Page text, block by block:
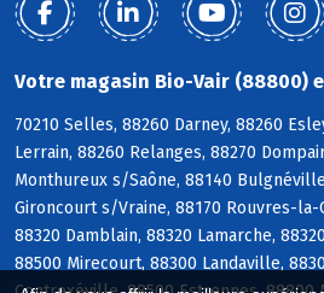
Votre magasin Bio-Vair (88800)
70210 Selles, 88260 Darney, 88260
Lerrain, 88260 Relanges, 88270
Monthureux s/Saône, 88140
Gironcourt s/Vraine, 88170 Rouvres-la-
88320 Damblain, 88320 Lamarche,
88500 Mirecourt, 88300 Landaville,